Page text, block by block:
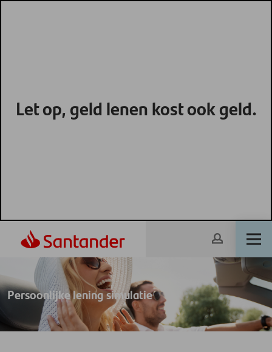
Let op, geld lenen kost ook geld.
Persoonlijke lening simulatie